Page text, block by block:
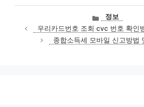
카
테
고
리
정보
우리카드번호 조회 cvc 번호 확인
종합소득세 모바일 신고방법